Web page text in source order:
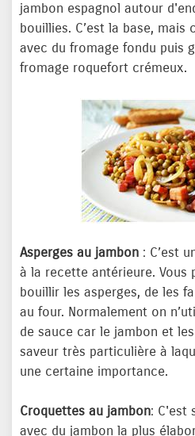
jambon espagnol autour
bouillies. C’est la base,
avec du fromage fondu puis
fromage roquefort crémeux.
Asperges au jambon : C’est
à la recette antérieure. Vous
bouillir les asperges, de les
au four. Normalement on
de sauce car le jambon et
saveur très particulière à
une certaine importance.
Croquettes au jambon: C'est
avec du jambon la plus